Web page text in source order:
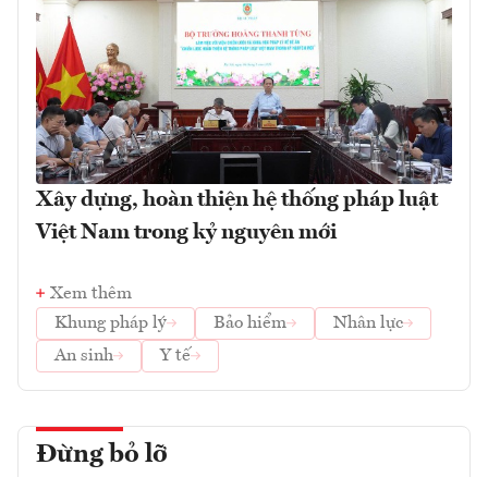
Xây dựng, hoàn thiện hệ thống pháp luật
Việt Nam trong kỷ nguyên mới
Xem thêm
Khung pháp lý
Bảo hiểm
Nhân lực
An sinh
Y tế
Đừng bỏ lỡ